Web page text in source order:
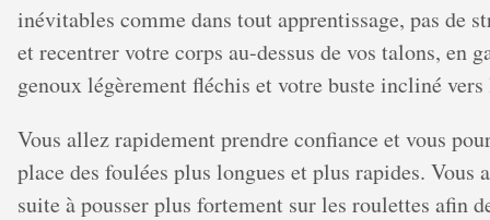
inévitables comme dans tout apprentissage, pas de
et recentrer votre corps au-dessus de vos talons, en
genoux légèrement fléchis et votre buste incliné vers
Vous allez rapidement prendre confiance et vous
place des foulées plus longues et plus rapides. Vous
suite à pousser plus fortement sur les roulettes afin